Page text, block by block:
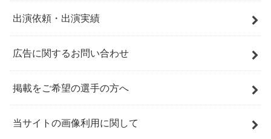
出演依頼・出演実績
広告に関するお問い合わせ
掲載をご希望の選手の方へ
当サイトの画像利用に関して